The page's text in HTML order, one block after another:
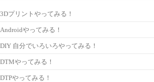
3Dプリントやってみる！
Androidやってみる！
DIY 自分でいろいろやってみる！
DTMやってみる！
DTPやってみる！